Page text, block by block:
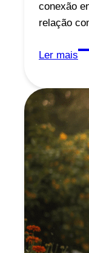
conexão
relação
Ler mais
a
Sua